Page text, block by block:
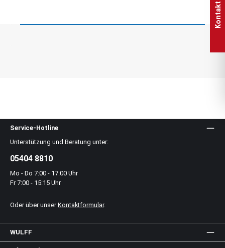
Service-Hotline
Unterstützung und Beratung unter:
05404 8810
Mo - Do 7:00 - 17:00 Uhr
Fr 7:00 - 15:15 Uhr
Oder über unser Kontaktformular.
WULFF
Kontakt